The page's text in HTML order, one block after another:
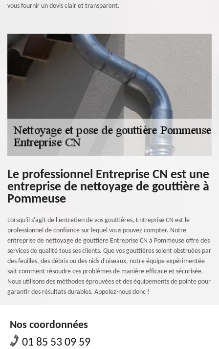
vous fournir un devis clair et transparent.
Le professionnel Entreprise CN est une
entreprise de nettoyage de gouttière à
Pommeuse
Lorsqu'il s'agit de l'entretien de vos gouttières, Entreprise CN est le
professionnel de confiance sur lequel vous pouvez compter. Notre
entreprise de nettoyage de gouttière Entreprise CN à Pommeuse offre des
services de qualité tous ses clients. Que vos gouttières soient obstruées par
des feuilles, des débris ou des nids d'oiseaux, notre équipe expérimentée
sait comment résoudre ces problèmes de manière efficace et sécurisée.
Nous utilisons des méthodes éprouvées et des équipements de pointe pour
garantir des résultats durables. Appelez-nous donc !
Nos coordonnées
01 85 53 09 59